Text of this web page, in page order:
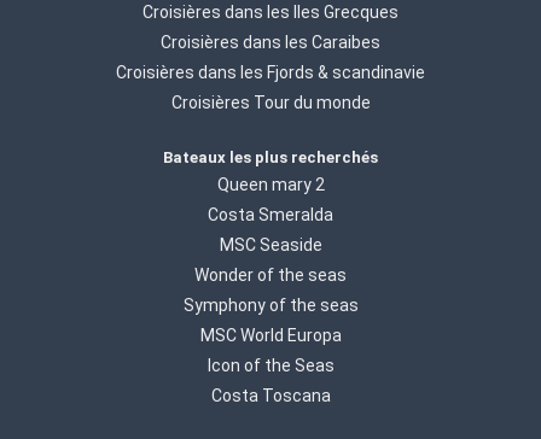
Croisières dans les Iles Grecques
Croisières dans les Caraibes
Croisières dans les Fjords & scandinavie
Croisières Tour du monde
Bateaux les plus recherchés
Queen mary 2
Costa Smeralda
MSC Seaside
Wonder of the seas
Symphony of the seas
MSC World Europa
Icon of the Seas
Costa Toscana